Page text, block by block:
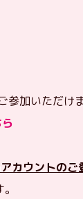
加いただけま
カウントのご